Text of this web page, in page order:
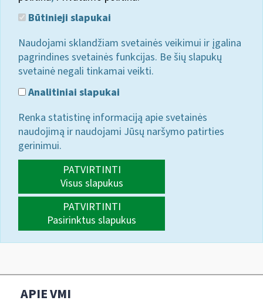
Būtinieji slapukai
Naudojami sklandžiam svetainės veikimui ir įgalina
pagrindines svetainės funkcijas. Be šių slapukų
svetainė negali tinkamai veikti.
Analitiniai slapukai
Renka statistinę informaciją apie svetainės
naudojimą ir naudojami Jūsų naršymo patirties
gerinimui.
PATVIRTINTI
Visus slapukus
PATVIRTINTI
Pasirinktus slapukus
APIE VMI